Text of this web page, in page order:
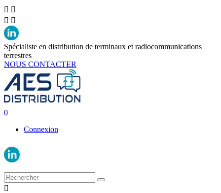
 
 
Spécialiste en distribution de terminaux et radiocommunications
terrestres
NOUS CONTACTER
0
Connexion
